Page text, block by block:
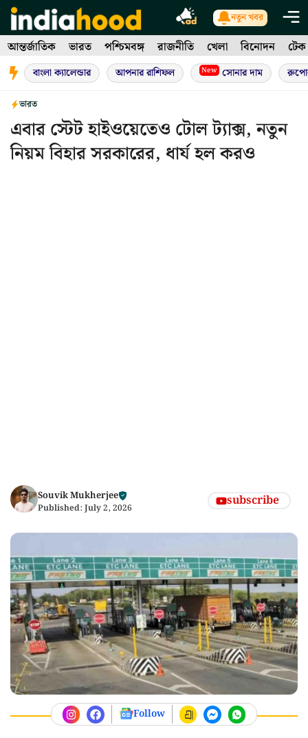
Skip
to
content
নতুন খবর
আন্তর্জাতিক ভারত পশ্চিমবঙ্গ রাজনীতি খেলা বিনোদন টেক
বাংলা ক্যালেন্ডার আপনার রাশিফল New সোনার দাম
ভারত
এবার স্টেট হাইওয়েতেও টোল ট্যাক্স, নতুন
নিয়ম বিহার সরকারের, ধার্য হল করও
Souvik Mukherjee
Published: July 2, 2026 subscribe
Follow